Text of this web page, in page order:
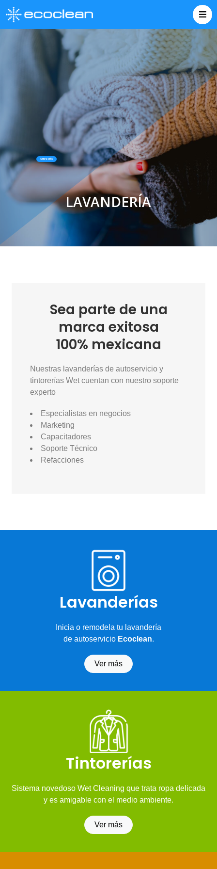
LAVANDERÍA
SABER MÁS
Sea parte de una
marca exitosa
100% mexicana
Nuestras lavanderías de autoservicio y
tintorerías Wet cuentan con nuestro soporte
experto
Especialistas en negocios
Marketing
Capacitadores
Soporte Técnico
Refacciones
Lavanderías
Inicia o remodela tu lavandería
de autoservicio Ecoclean.
Ver más
Tintorerías
Sistema novedoso Wet Cleaning que trata ropa delicada
y es amigable con el medio ambiente.
Ver más